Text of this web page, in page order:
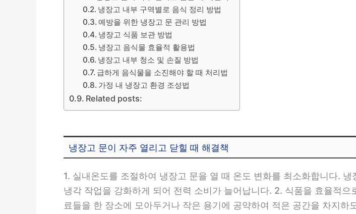
냉장고 내부 구역별로 음식 정리 방법
예방을 위한 냉장고 문 관리 방법
냉장고 식품 보관 방법
냉장고 음식물 효율적 활용법
냉장고 내부 청소 및 손질 방법
급하게 음식물을 소진해야 할 때 처리법
가정 내 냉장고 환경 조성법
Related posts:
냉장고 문이 자주 열리고 닫힐 때 해결책
1. 실내온도를 조절하여 냉장고 문을 열 때 온도 변화를 최소화합니다.
냉각 작업을 강화하게 되어 전력 소비가 늘어납니다. 2. 식품을 효율적
료들을 한 장소에 모아두거나 작은 용기에 공약하여 적은 공간을 차지